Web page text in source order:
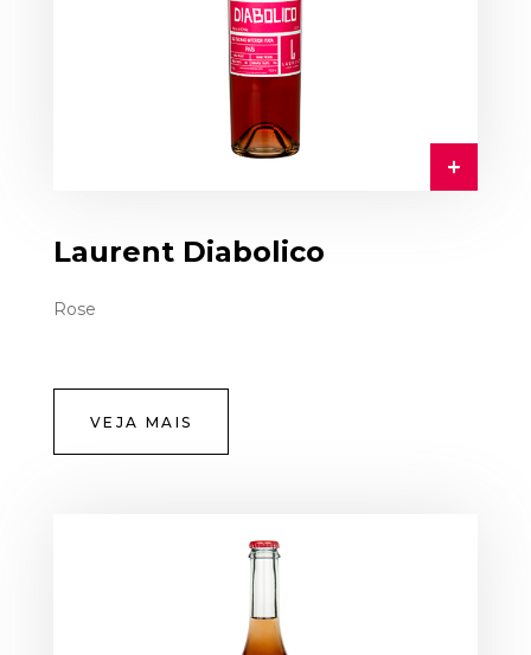
Laurent Diabolico
Rose
VEJA MAIS